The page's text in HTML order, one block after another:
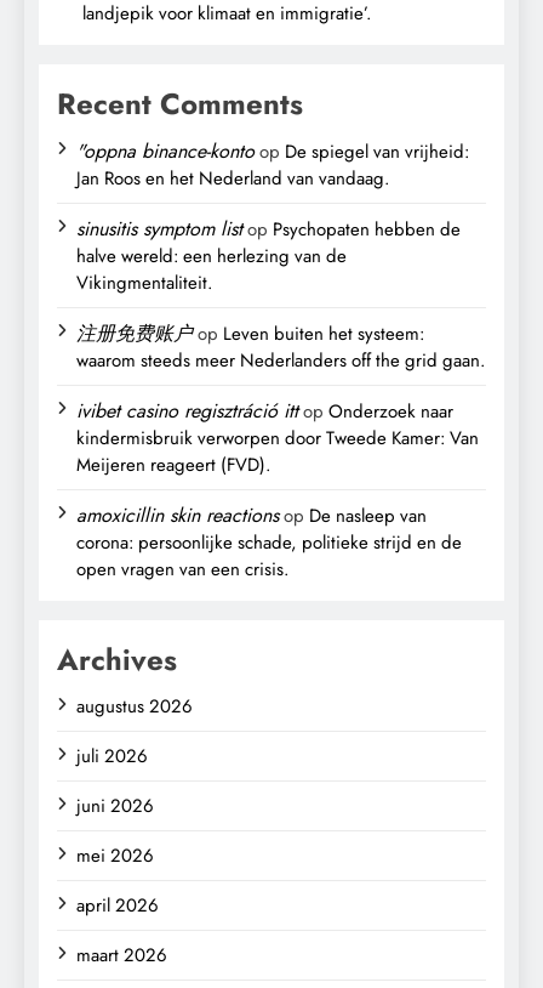
landjepik voor klimaat en immigratie’.
Recent Comments
"oppna binance-kontoop De spiegel van vrijheid:
Jan Roos en het Nederland van vandaag.
sinusitis symptom listop Psychopaten hebben de
halve wereld: een herlezing van de
Vikingmentaliteit.
注册免费账户op Leven buiten het systeem:
waarom steeds meer Nederlanders off the grid gaan.
ivibet casino regisztráció ittop Onderzoek naar
kindermisbruik verworpen door Tweede Kamer: Van
Meijeren reageert (FVD).
amoxicillin skin reactionsop De nasleep van
corona: persoonlijke schade, politieke strijd en de
open vragen van een crisis.
Archives
augustus 2026
juli 2026
juni 2026
mei 2026
april 2026
maart 2026